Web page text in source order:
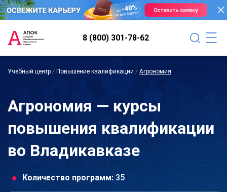
8 (800) 301-78-62
Учебный центр / Повышение квалификации / Агрономия
Агрономия — курсы
повышения квалификации
во Владикавказе
Количество программ: 35